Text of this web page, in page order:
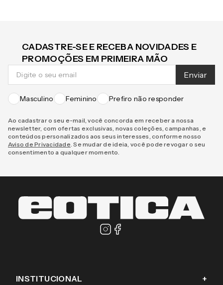
CADASTRE-SE E RECEBA NOVIDADES E
PROMOÇÕES EM PRIMEIRA MÃO
Enviar
Masculino Feminino Prefiro não responder
Ao cadastrar o seu e-mail, você concorda em receber a nossa
newsletter, com ofertas exclusivas, novas coleções, campanhas, e
conteúdos personalizados aos seus interesses, conforme nosso
Aviso de Privacidade . Se mudar de ideia, você pode revogar o seu
consentimento a qualquer momento.
INSTITUCIONAL +